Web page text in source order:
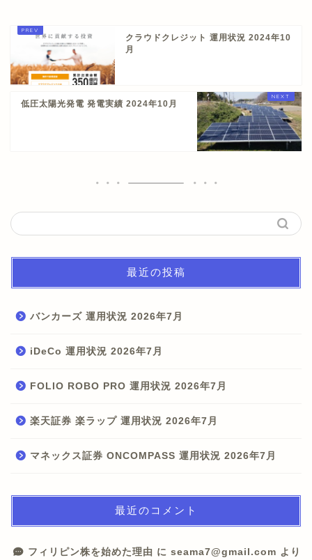
クラウドクレジット 運用状況 2024年10
月
低圧太陽光発電 発電実績 2024年10月
最近の投稿
バンカーズ 運用状況 2026年7月
iDeCo 運用状況 2026年7月
FOLIO ROBO PRO 運用状況 2026年7月
楽天証券 楽ラップ 運用状況 2026年7月
マネックス証券 ONCOMPASS 運用状況 2026年7月
最近のコメント
フィリピン株を始めた理由 に seama7@gmail.com より